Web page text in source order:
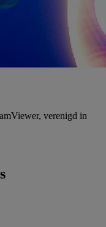
verenigd in